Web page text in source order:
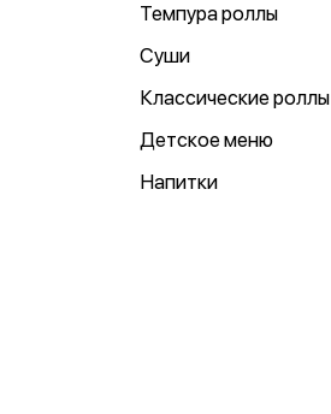
Темпура роллы
Суши
Классические роллы
Детское меню
Напитки